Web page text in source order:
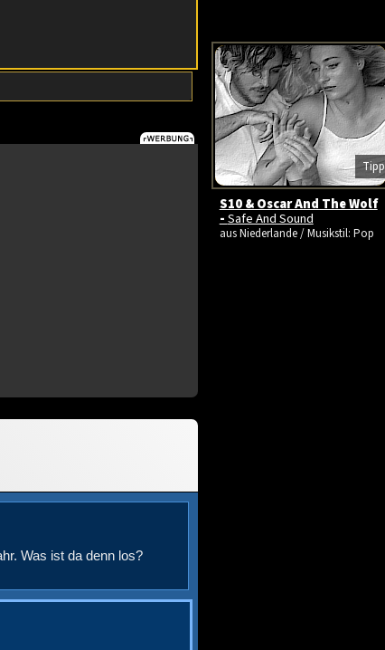
Was ist da denn los?
Tipp
S10 & Oscar And The Wolf
-Safe And Sound
aus Niederlande / Musikstil: Pop